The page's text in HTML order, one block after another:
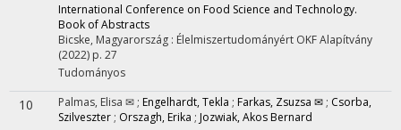
International Conference on Food Science and Technology.
Book of Abstracts
Bicske, Magyarország : Élelmiszertudományért OKF Alapítvány
(2022) p. 27
Tudományos
10 Palmas, Elisa ✉ ; Engelhardt, Tekla ; Farkas, Zsuzsa ✉ ; Csorba,
Szilveszter ; Orszagh, Erika ; Jozwiak, Akos Bernard